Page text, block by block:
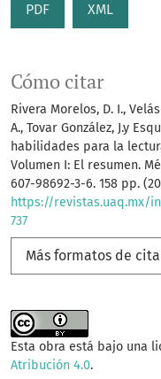
PDF XML
Cómo citar
Rivera Morelos, D. I.,
A., Tovar González, J.y
habilidades para la
Volumen I: El resumen.
607-98692-3-6. 158 pp.
https://revistas.uaq.mx/
737
Más formatos de cita
Esta obra está bajo una
Atribución 4.0.